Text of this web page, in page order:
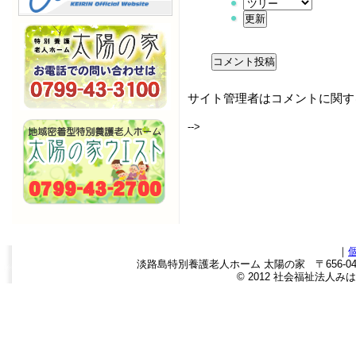
サイト管理者はコメントに関
-->
｜
淡路島特別養護老人ホーム 太陽の家 〒656-
© 2012 社会福祉法人み